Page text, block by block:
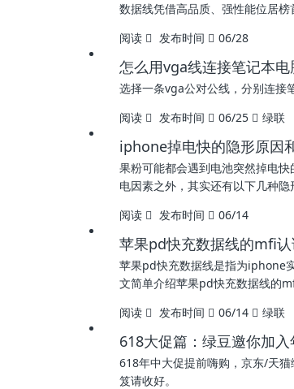
数据线凭借高品质、强性能位居榜
阅读
发布时间 06/28
怎么用vga线连接笔记本
选择一条vga公对公线，分别连接
阅读
发布时间 06/25 绿联
iphone掉电快的隐形原因
果粉可能都会遇到电池突然掉电
电因素之外，其实还有以下几种隐
阅读
发布时间 06/14
苹果pd快充数据线的mfi
苹果pd快充数据线是指为iphone
文简单介绍苹果pd快充数据线的
阅读
发布时间 06/14 绿联
618大促篇：绿豆邀你加
618年中大促提前嗨购，京东/天
笈请收好。